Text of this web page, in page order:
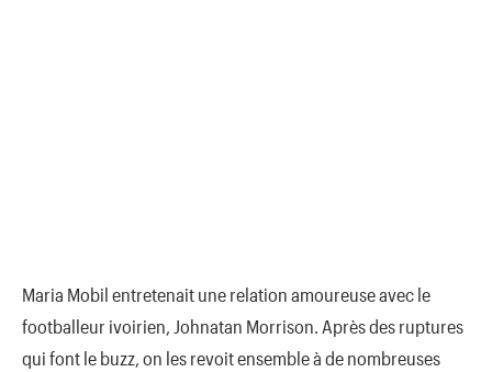
Maria Mobil entretenait une relation amoureuse avec le
footballeur ivoirien, Johnatan Morrison. Après des ruptures
qui font le buzz, on les revoit ensemble à de nombreuses